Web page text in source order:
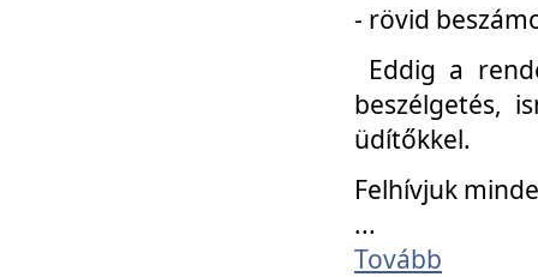
- rövid
Eddig a
beszélgetés,
üdítőkkel.
Felhívjuk
...
Tovább